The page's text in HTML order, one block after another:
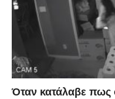
Όταν κατάλαβε πως